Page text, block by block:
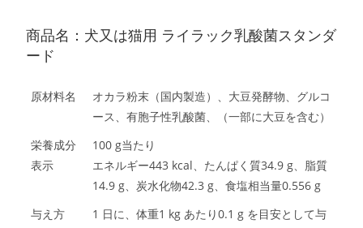
商品名：犬又は猫用 ライラック乳酸菌スタンダ
ード
原材料名
オカラ粉末（国内製造）、大豆発酵物、グルコ
ース、有胞子性乳酸菌、（一部に大豆を含む）
栄養成分
表示
100 g当たり
エネルギー443 kcal、たんぱく質34.9 g、脂質
14.9 g、炭水化物42.3 g、食塩相当量0.556 g
与え方
1 日に、体重1 kg あたり0.1 g を目安として与